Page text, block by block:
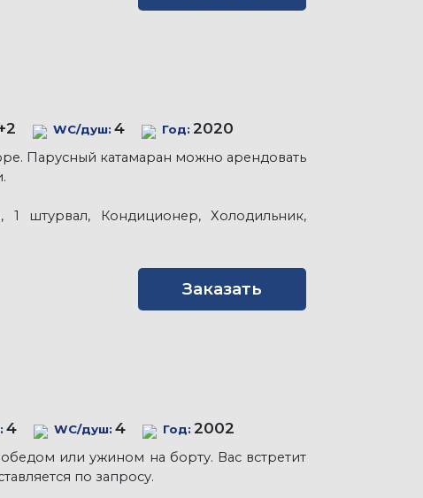
WC/душ: 4 Год: 2020
Парусный катамаран можно арендовать
штурвал, Кондиционер, Холодильник,
Заказать
4 WC/душ: 4 Год: 2002
или ужином на борту. Вас встретит
по запросу.